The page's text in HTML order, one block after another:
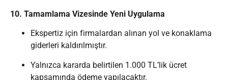
10. Tamamlama Vizesinde Yeni Uygulama
Ekspertiz için firmalardan alınan yol ve konaklama
giderleri kaldırılmıştır.
Yalnızca kararda belirtilen 1.000 TL’lik ücret
kapsamında ödeme yapılacaktır.